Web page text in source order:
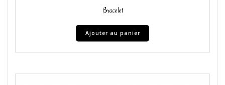
Bracelet
Ajouter au panier